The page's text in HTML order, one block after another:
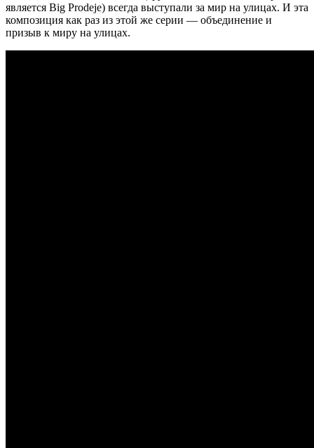
является Big Prodeje) всегда выступали за мир на улицах. И эта
композиция как раз из этой же серии — объединение и
призыв к миру на улицах.